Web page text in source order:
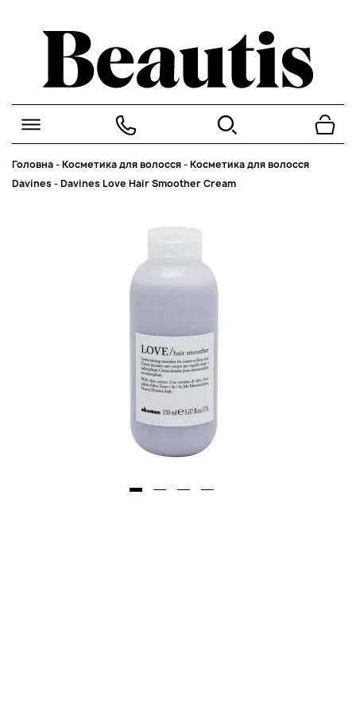
Головна-Косметика для волосся-Косметика для волосся
Davines-Davines Love Hair Smoother Cream